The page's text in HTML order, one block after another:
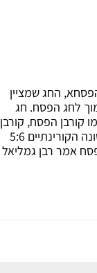
החג שמציין
לחג הפסח. חג
הפסח, קורבן
של גאולה. כמו שאומר פאולוס באגרת אל הראשונה הקורינתיים 5:6
רבן גמליאל